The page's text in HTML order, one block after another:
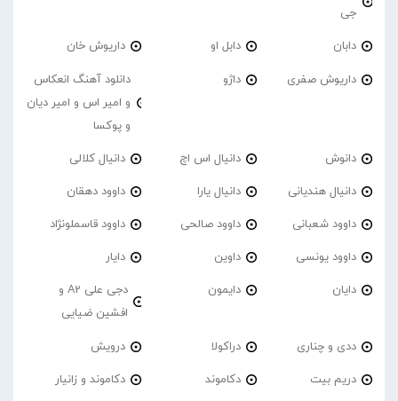
جی
دابان دابل او داریوش خان
داریوش صفری داژو
دانلود آهنگ انعکاس
و امیر اس و امیر دیان
و پوکسا
دانوش دانیال اس اچ دانیال کلالی
دانیال هندیانی دانیال یارا داوود دهقان
داوود شعبانی داوود صالحی داوود قاسملونژاد
داوود یونسی داوین دایار
دایان دایمون
دجی علی A2 و
افشین ضیایی
ددی و چناری دراکولا درویش
دریم بیت دکاموند دکاموند و زانیار